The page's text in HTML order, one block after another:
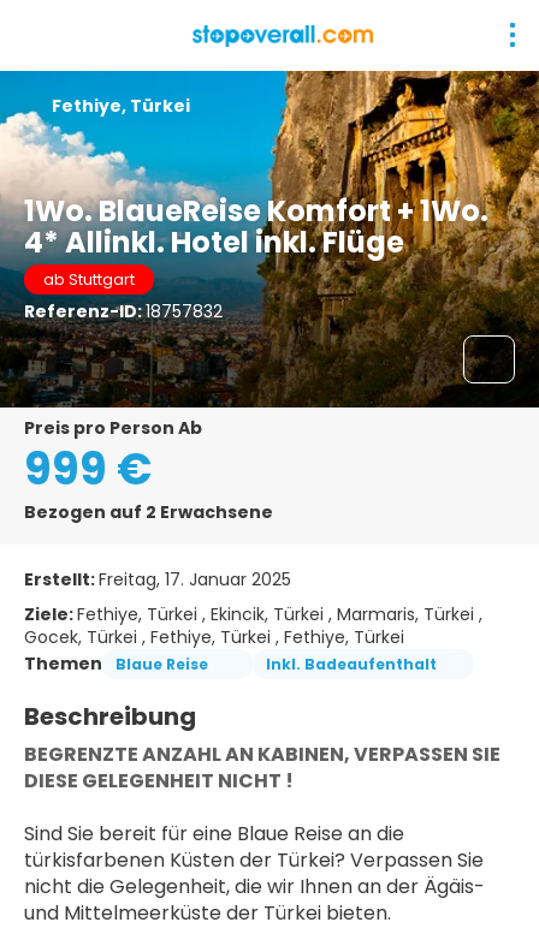
1Wo. BlaueReise Komfort + 1Wo.
4* Allinkl. Hotel inkl. Flüge
ab Stuttgart
Referenz-ID:18757832
Fethiye, Türkei
Preis pro Person Ab
999 €
Bezogen auf 2 Erwachsene
Erstellt:Freitag, 17. Januar 2025
Ziele:Fethiye, Türkei , Ekincik, Türkei , Marmaris, Türkei ,
Gocek, Türkei , Fethiye, Türkei , Fethiye, Türkei
Themen
Blaue Reise Inkl. Badeaufenthalt
Beschreibung
BEGRENZTE ANZAHL AN KABINEN, VERPASSEN SIE
DIESE GELEGENHEIT NICHT !﻿
Sind Sie bereit für eine Blaue Reise an die
türkisfarbenen Küsten der Türkei? Verpassen Sie
nicht die Gelegenheit, die wir Ihnen an der Ägäis-
und Mittelmeerküste der Türkei bieten.